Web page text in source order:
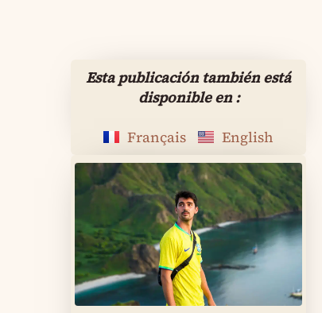
Esta publicación también está
disponible en :
Français
English